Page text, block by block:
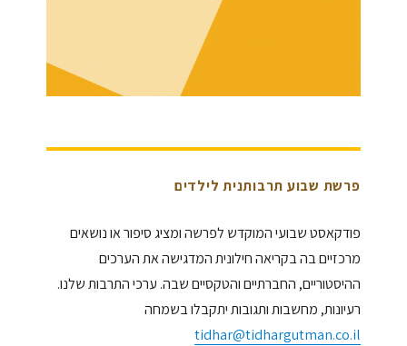
פרשת שבוע תרבותנית לילדים
פודקאסט שבועי המוקדש לפרשה ומציג סיפור או נושאים
מרכזיים בה בקריאה חילונית המדגישה את הערכים
ההיסטוריים, החברתיים והטקסיים שבה. ערכי התרבות שלנו.
רעיונות, מחשבות ותגובות יתקבלו בשמחה
tidhar@tidhargutman.co.il